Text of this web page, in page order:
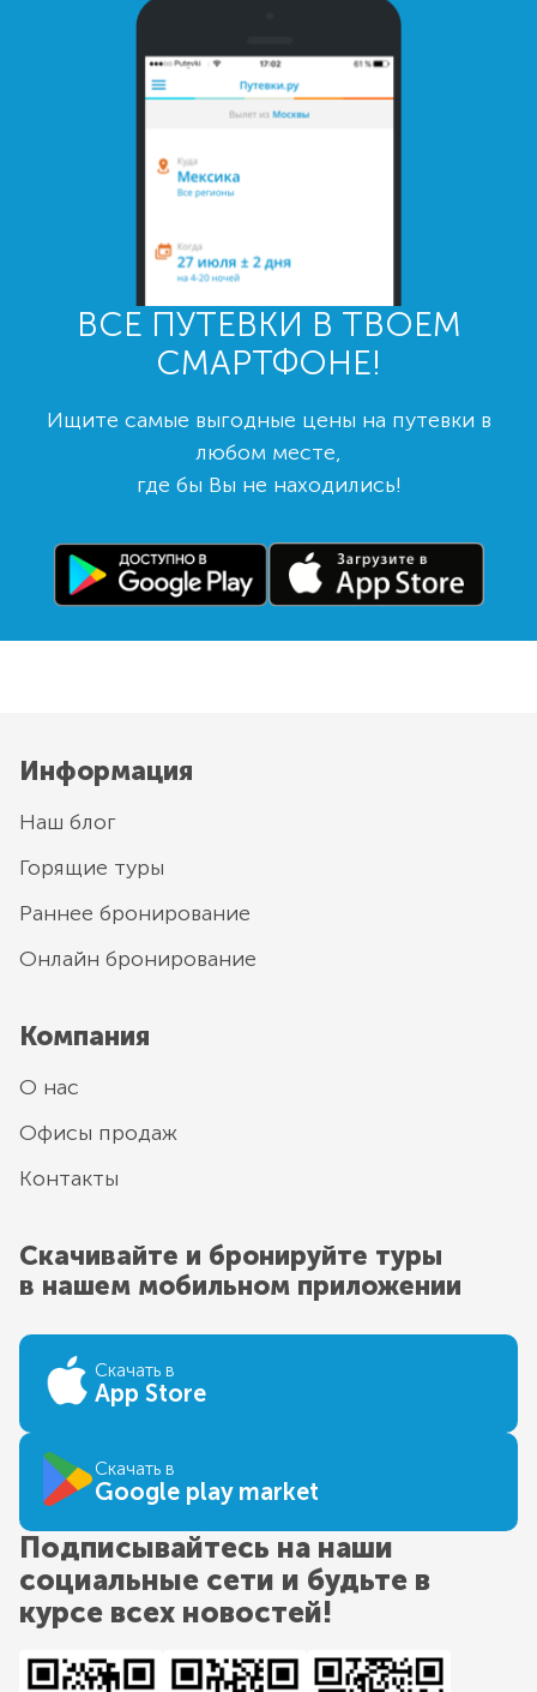
ВСЕ ПУТЕВКИ В ТВОЕМ
СМАРТФОНЕ!
Ищите самые выгодные цены на путевки в
любом месте,
где бы Вы не находились!
Информация
Наш блог
Горящие туры
Раннее бронирование
Онлайн бронирование
Компания
О нас
Офисы продаж
Контакты
Скачивайте и бронируйте туры
в нашем мобильном приложении
Скачать в
App Store
Скачать в
Google play market
Подписывайтесь на наши
социальные сети и будьте в
курсе всех новостей!